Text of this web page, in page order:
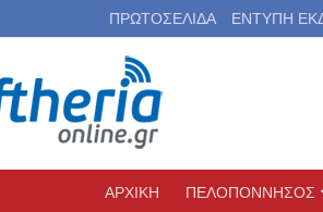
ΠΡΩΤΟΣΕΛΙΔΑ ΕΝΤΥΠΗ
ΑΡΧΙΚΗ ΠΕΛΟΠΟΝΝΗΣΟΣ